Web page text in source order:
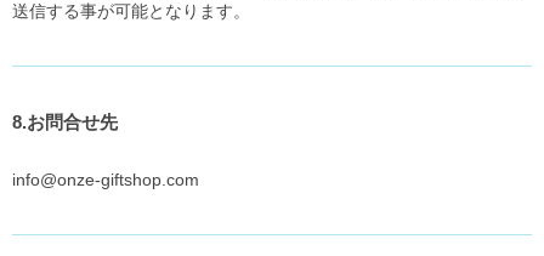
送信する事が可能となります。
8.お問合せ先
info@onze-giftshop.com